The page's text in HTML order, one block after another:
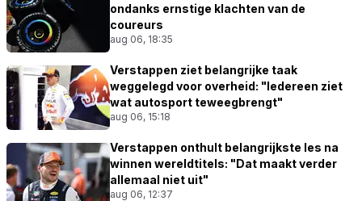
ondanks ernstige klachten van de
coureurs
aug 06, 18:35
Verstappen ziet belangrijke taak
weggelegd voor overheid: "Iedereen ziet
wat autosport teweegbrengt"
aug 06, 15:18
Verstappen onthult belangrijkste les na
winnen wereldtitels: "Dat maakt verder
allemaal niet uit"
aug 06, 12:37